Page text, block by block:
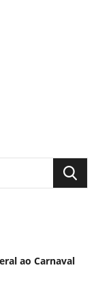
ao Carnaval